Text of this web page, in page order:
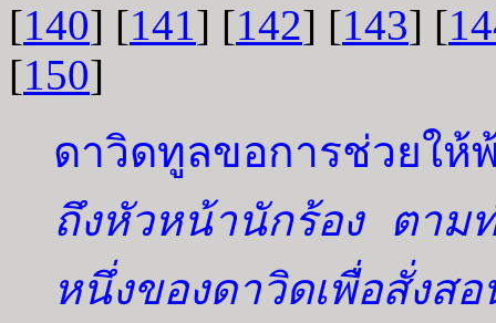
[140] [141] [142] [143] [
[150]
ดาวิดทูลขอการช่วยให้
ถึงหัวหน้านักร้อง ตาม
หนึ่งของดาวิดเพื่อสั่งส